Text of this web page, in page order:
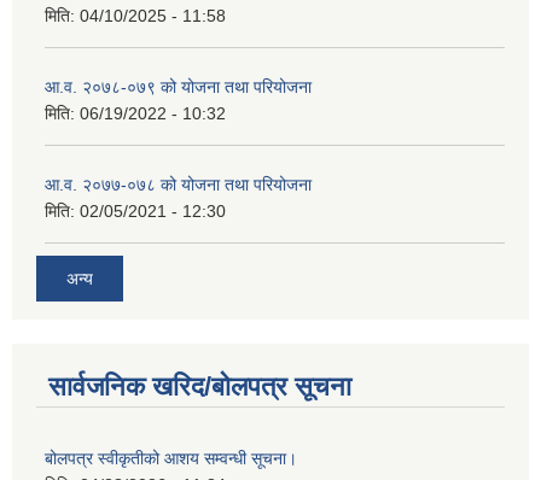
मिति: 04/10/2025 - 11:58
आ.व. २०७८-०७९ को योजना तथा परियोजना
मिति: 06/19/2022 - 10:32
आ.व. २०७७-०७८ को योजना तथा परियोजना
मिति: 02/05/2021 - 12:30
अन्य
सार्वजनिक खरिद/बोलपत्र सूचना
बोलपत्र स्वीकृतीको आशय सम्वन्धी सूचना।